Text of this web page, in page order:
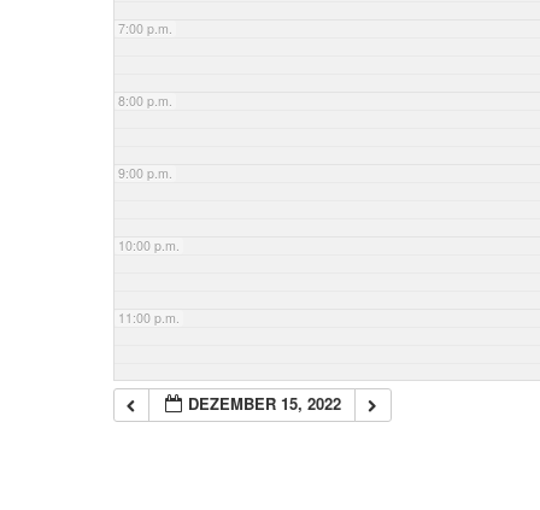
7:00 p.m.
8:00 p.m.
9:00 p.m.
10:00 p.m.
11:00 p.m.
DEZEMBER 15, 2022